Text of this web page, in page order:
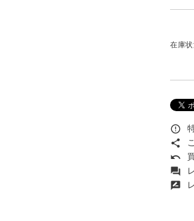
在庫
error_outline
share
undo
forum
rate_review